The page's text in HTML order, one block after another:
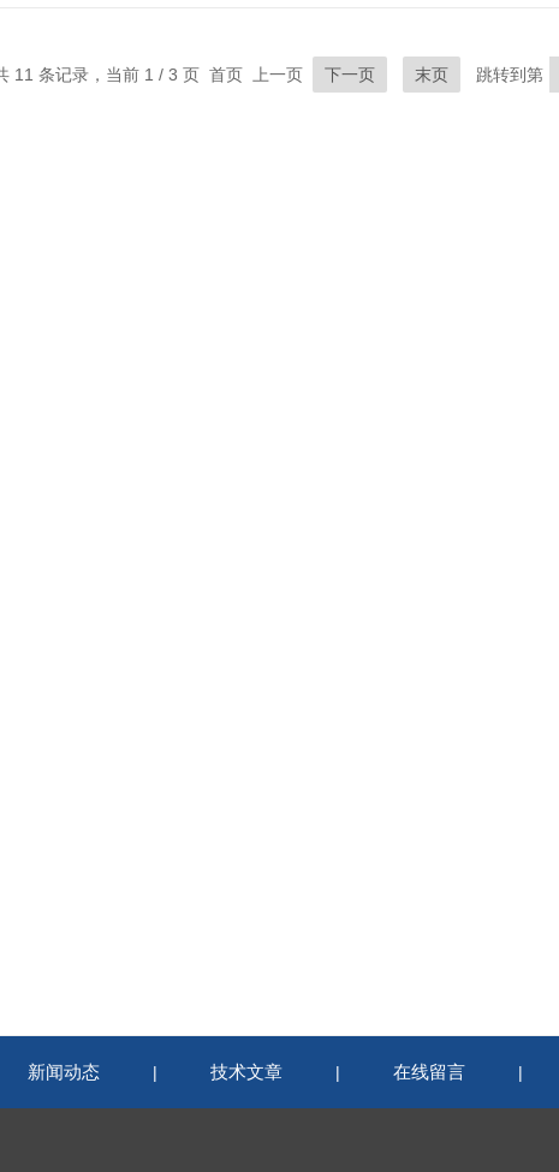
11 条记录，当前 1 / 3 页 首页 上一页 下一页 末页 跳转到第
新闻动态 | 技术文章 | 在线留言 |